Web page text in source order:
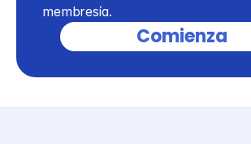
membresía.
Comienza